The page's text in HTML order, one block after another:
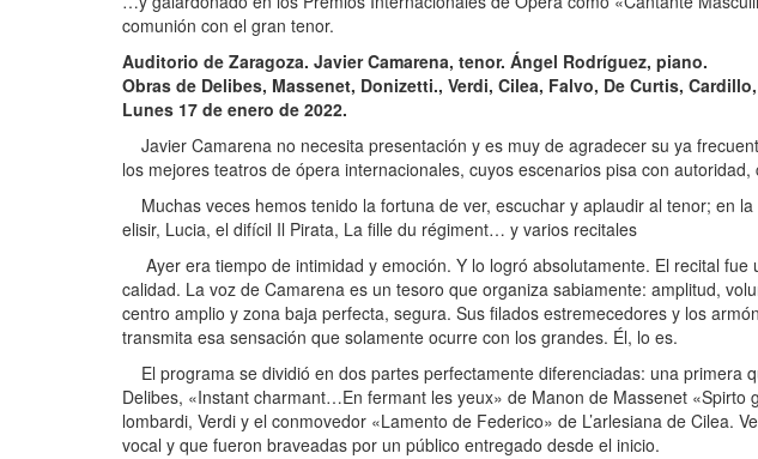
comunión con el gran tenor.
Auditorio de Zaragoza. Javier Camarena, tenor. Ángel Rodríguez, piano.
Obras de Delibes, Massenet, Donizetti., Verdi, Cilea, Falvo, De Curtis,
Lunes 17 de enero de 2022.
Javier Camarena no necesita presentación y es muy de agradecer su ya
los mejores teatros de ópera internacionales, cuyos escenarios pisa con
Muchas veces hemos tenido la fortuna de ver, escuchar y aplaudir al tenor; en
elisir, Lucia, el difícil Il Pirata, La fille du régiment… y varios recitales
Ayer era tiempo de intimidad y emoción. Y lo logró absolutamente. El recital
calidad. La voz de Camarena es un tesoro que organiza sabiamente: amplitud,
centro amplio y zona baja perfecta, segura. Sus filados estremecedores y los
transmita esa sensación que solamente ocurre con los grandes. Él, lo es.
El programa se dividió en dos partes perfectamente diferenciadas: una primera
Delibes, «Instant charmant…En fermant les yeux» de Manon de Massenet
lombardi, Verdi y el conmovedor «Lamento de Federico» de L’arlesiana de Cilea.
vocal y que fueron braveadas por un público entregado desde el inicio.